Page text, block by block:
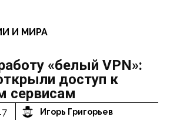
И МИРА
«белый VPN»:
доступ к
сервисам
Игорь Григорьев